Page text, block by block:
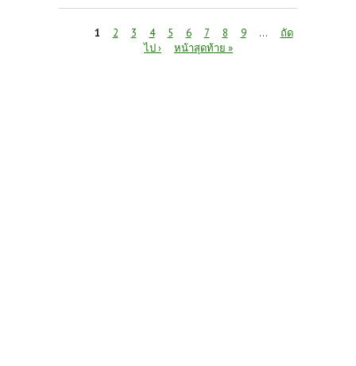
1 2 3 4 5 6 7 8 9 …
ถัด
ไป ›
หน้าสุดท้าย »